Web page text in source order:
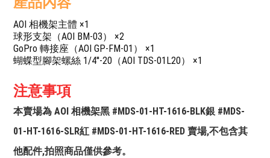
AOI 相機架主體 ×1
球形支架（AOI BM-03） ×2
GoPro 轉接座（AOI GP-FM-01） ×1
蝴蝶型腳架螺絲 1/4''-20（AOI TDS-01L20） ×1
注意事項
本賣場為 AOI 相機架黑 #MDS-01-HT-1616-BLK銀 #MDS-
01-HT-1616-SLR紅 #MDS-01-HT-1616-RED 賣場,不包含其
他配件,拍照商品僅供參考。